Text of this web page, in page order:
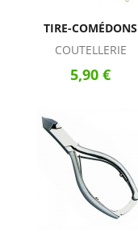
TIRE-COMÉDONS
COUTELLERIE
5,90 €